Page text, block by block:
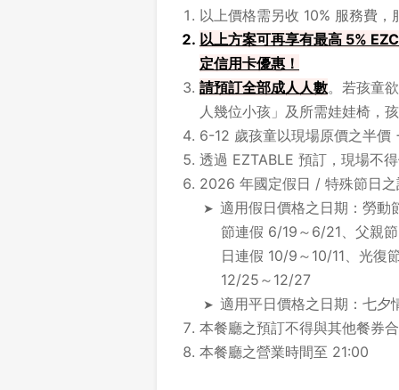
以上價格需另收 10% 服務費，
以上方案可再享有最高 5%
定信用卡優惠！
請預訂全部成人人數。若孩童
人幾位小孩」及所需娃娃椅，
6-12 歲孩童以現場原價之半
透過 EZTABLE 預訂，現場不
2026 年國定假日 / 特殊節日
適用假日價格之日期：勞
節連假 6/19～6/21、父親
日連假 10/9～10/11、光復
12/25～12/27
適用平日價格之日期：七
本餐廳之預訂不得與其他餐券
本餐廳之營業時間至 21:00